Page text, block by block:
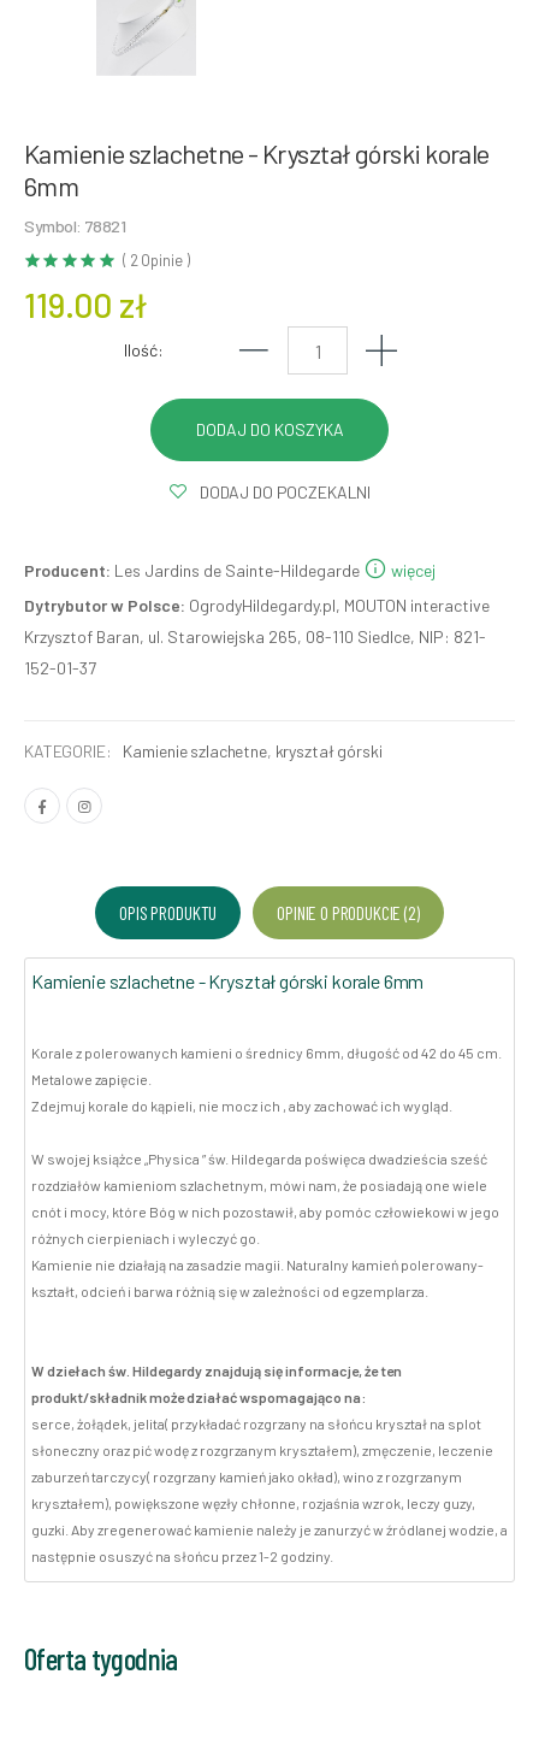
Kamienie szlachetne - Kryształ górski korale
6mm
Symbol: 78821
( 2 Opinie )
119.00 zł
Ilość:
DODAJ DO POCZEKALNI
Producent: Les Jardins de Sainte-Hildegarde
więcej
Dytrybutor w Polsce: OgrodyHildegardy.pl, MOUTON interactive
Krzysztof Baran, ul. Starowiejska 265, 08-110 Siedlce, NIP: 821-
152-01-37
KATEGORIE: Kamienie szlachetne, kryształ górski
OPIS PRODUKTU OPINIE O PRODUKCIE (2)
Kamienie szlachetne - Kryształ górski korale 6mm
Korale z polerowanych kamieni o średnicy 6mm, długość od 42 do 45 cm.
Metalowe zapięcie.
Zdejmuj korale do kąpieli, nie mocz ich , aby zachować ich wygląd.
W swojej książce „Physica ” św. Hildegarda poświęca dwadzieścia sześć
rozdziałów kamieniom szlachetnym, mówi nam, że posiadają one wiele
cnót i mocy, które Bóg w nich pozostawił, aby pomóc człowiekowi w jego
różnych cierpieniach i wyleczyć go.
Kamienie nie działają na zasadzie magii. Naturalny kamień polerowany-
kształt, odcień i barwa różnią się w zależności od egzemplarza.
W dziełach św. Hildegardy znajdują się informacje, że ten
produkt/składnik może działać wspomagająco na:
serce, żołądek, jelita( przykładać rozgrzany na słońcu kryształ na splot
słoneczny oraz pić wodę z rozgrzanym kryształem), zmęczenie, leczenie
zaburzeń tarczycy( rozgrzany kamień jako okład), wino z rozgrzanym
kryształem), powiększone węzły chłonne, rozjaśnia wzrok, leczy guzy,
guzki. Aby zregenerować kamienie należy je zanurzyć w źródlanej wodzie, a
następnie osuszyć na słońcu przez 1-2 godziny.
Oferta tygodnia